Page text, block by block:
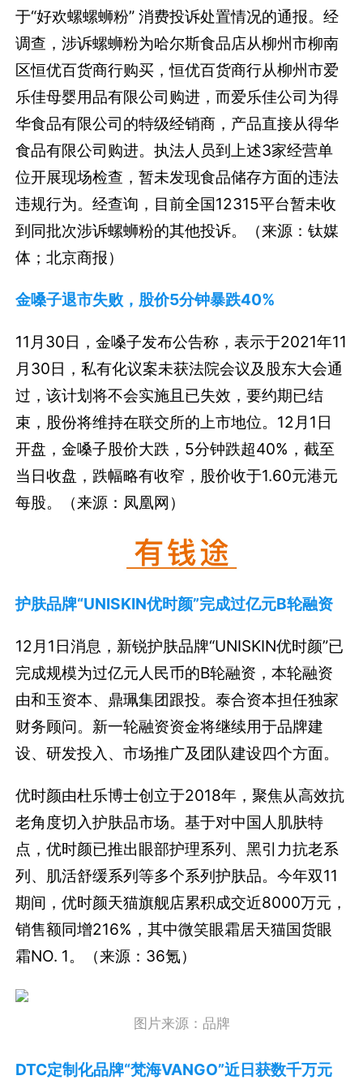
于“好欢螺螺蛳粉” 消费投诉处置情况的通报。经
调查，涉诉螺蛳粉为哈尔斯食品店从柳州市柳南
区恒优百货商行购买，恒优百货商行从柳州市爱
乐佳母婴用品有限公司购进，而爱乐佳公司为得
华食品有限公司的特级经销商，产品直接从得华
食品有限公司购进。执法人员到上述3家经营单
位开展现场检查，暂未发现食品储存方面的违法
违规行为。经查询，目前全国12315平台暂未收
到同批次涉诉螺蛳粉的其他投诉。（来源：钛媒
体；北京商报）
金嗓子退市失败，股价5分钟暴跌40%
11月30日，金嗓子发布公告称，表示于2021年11
月30日，私有化议案未获法院会议及股东大会通
过，该计划将不会实施且已失效，要约期已结
束，股份将维持在联交所的上市地位。12月1日
开盘，金嗓子股价大跌，5分钟跌超40%，截至
当日收盘，跌幅略有收窄，股价收于1.60元港元
每股。（来源：凤凰网）
护肤品牌“UNISKIN优时颜”完成过亿元B轮融资
12月1日消息，新锐护肤品牌“UNISKIN优时颜”已
完成规模为过亿元人民币的B轮融资，本轮融资
由和玉资本、鼎珮集团跟投。泰合资本担任独家
财务顾问。新一轮融资资金将继续用于品牌建
设、研发投入、市场推广及团队建设四个方面。
优时颜由杜乐博士创立于2018年，聚焦从高效抗
老角度切入护肤品市场。基于对中国人肌肤特
点，优时颜已推出眼部护理系列、黑引力抗老系
列、肌活舒缓系列等多个系列护肤品。今年双11
期间，优时颜天猫旗舰店累积成交近8000万元，
销售额同增216%，其中微笑眼霜居天猫国货眼
霜NO. 1。（来源：36氪）
图片来源：品牌
DTC定制化品牌“梵海VANGO”近日获数千万元